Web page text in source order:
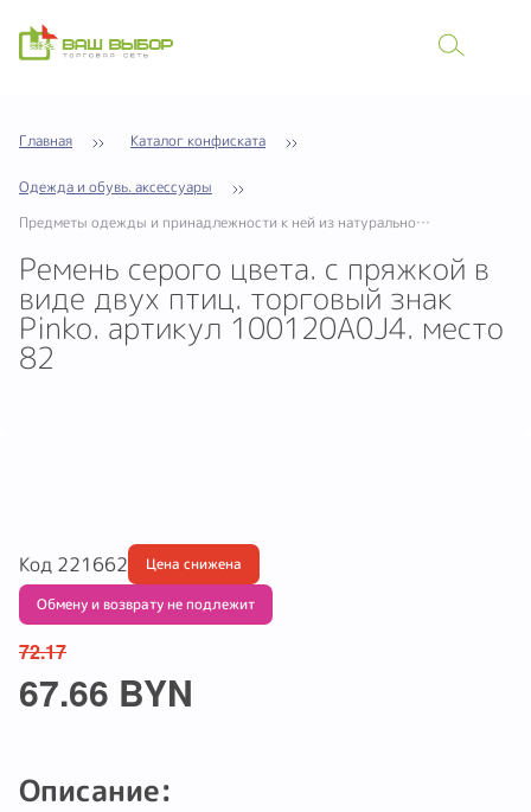
Главная Каталог конфиската
Одежда и обувь. аксессуары
Предметы одежды и принадлежности к ней из натуральной кожи
Ремень серого цвета. с пряжкой в
виде двух птиц. торговый знак
Pinko. артикул 100120A0J4. место
82
Код 221662
Цена снижена
Обмену и возврату не подлежит
72.17
67.66 BYN
Описание: